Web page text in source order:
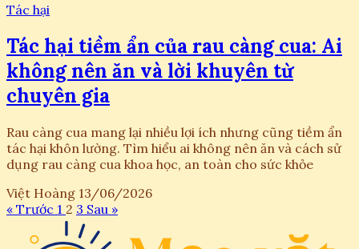
Tác hại
Tác hại tiềm ẩn của rau càng cua: Ai
không nên ăn và lời khuyên từ
chuyên gia
Rau càng cua mang lại nhiều lợi ích nhưng cũng tiềm ẩn
tác hại khôn lường. Tìm hiểu ai không nên ăn và cách sử
dụng rau càng cua khoa học, an toàn cho sức khỏe
Việt Hoàng 13/06/2026
« Trước 1 2 3 Sau »